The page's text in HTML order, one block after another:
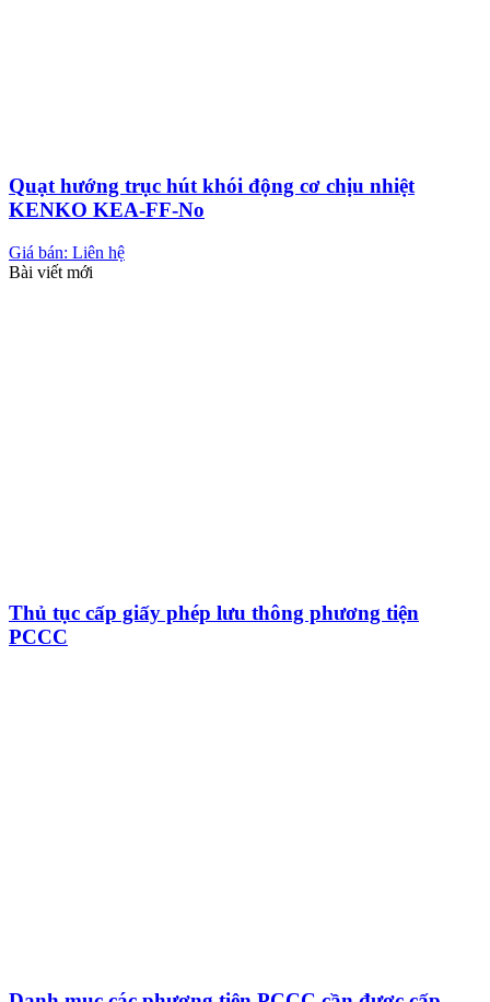
Quạt hướng trục hút khói động cơ chịu nhiệt
KENKO KEA-FF-No
Giá bán: Liên hệ
Bài viết mới
Thủ tục cấp giấy phép lưu thông phương tiện
PCCC